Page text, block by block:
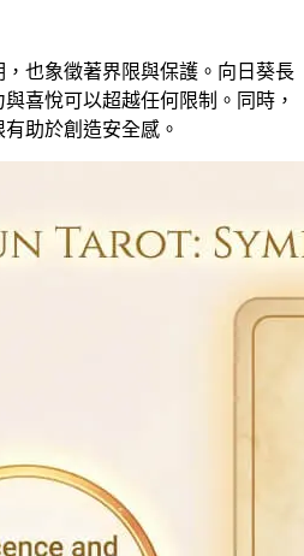
也象徵著界限與保護。向日葵長
喜悅可以超越任何限制。同時，
助於創造安全感。